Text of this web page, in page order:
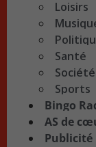
Loisirs
Santé
Société
Sports
Bingo
AS de
Publicité